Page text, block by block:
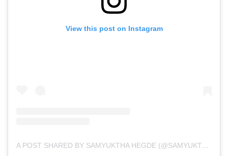
View this post on Instagram
A POST SHARED BY SAMYUKTHA HEGDE (@SAMYUKTHA_HEGDE)